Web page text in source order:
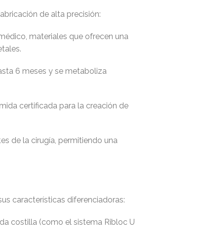
de alta precisión:
materiales que ofrecen una
6 meses y se metaboliza
certificada para la creación de
de la cirugía, permitiendo una
características diferenciadoras:
costilla (como el sistema Ribloc U